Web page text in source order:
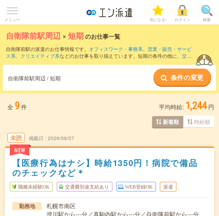
メニュー 気になる! ログイン 検索
自衛隊前駅周辺 ×短期のお仕事一覧
自衛隊前駅の派遣のお仕事情報です。 オフィスワーク・事務系、 営業・販売・サービ
ス系、 クリエイティブ系などのお仕事を取り揃えています。短期の条件の他に、 交通
自衛隊前駅周辺 / 短期 条件の変更
全 9件 平均時給: 1,244 円
新着順 時給順
未読
NEW
掲載日 2026/08/07
【医療行為はナシ】時給1350円！病院で備品
のチェックなど＊
職種未経験OK 交通費別途支給あり WEB登録OK 派遣
勤務地
札幌市南区
澄川駅から---分／真駒内駅から---分／自衛隊前駅から---分